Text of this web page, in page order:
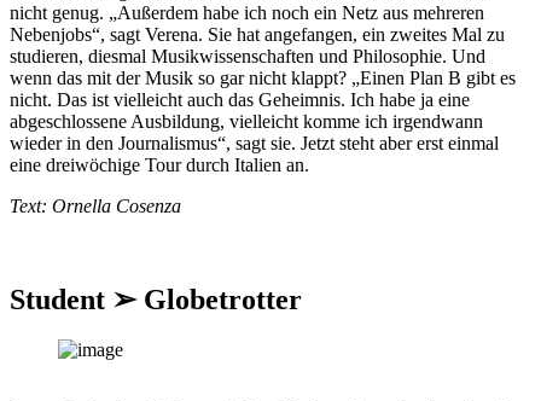
nicht genug. „Außerdem habe ich noch ein Netz aus mehreren
Nebenjobs“, sagt Verena. Sie hat angefangen, ein zweites Mal zu
studieren, diesmal Musikwissenschaften und Philosophie. Und
wenn das mit der Musik so gar nicht klappt? „Einen Plan B gibt es
nicht. Das ist vielleicht auch das Geheimnis. Ich habe ja eine
abgeschlossene Ausbildung, vielleicht komme ich irgendwann
wieder in den Journalismus“, sagt sie. Jetzt steht aber erst einmal
eine dreiwöchige Tour durch Italien an.
Text: Ornella Cosenza
Student ➢ Globetrotter